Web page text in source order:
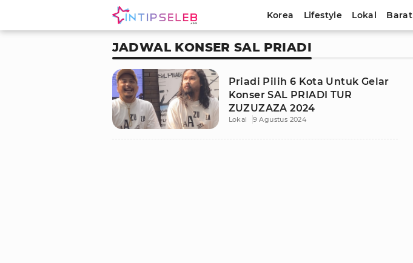
Korea Lifestyle Lokal Barat
JADWAL KONSER SAL PRIADI
Priadi Pilih 6 Kota Untuk Gelar
Konser SAL PRIADI TUR
ZUZUZAZA 2024
Lokal 9 Agustus 2024